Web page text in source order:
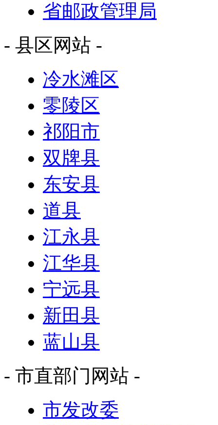
省邮政管理局
- 县区网站 -
冷水滩区
零陵区
祁阳市
双牌县
东安县
道县
江永县
江华县
宁远县
新田县
蓝山县
- 市直部门网站 -
市发改委